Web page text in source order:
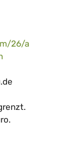
26/a